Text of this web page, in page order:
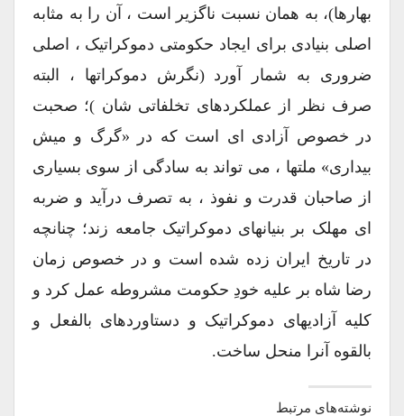
بهارها)، به همان نسبت ناگزیر است ، آن را به مثابه
اصلی بنیادی برای ایجاد حکومتی دموکراتیک ، اصلی
ضروری به شمار آورد (نگرش دموکراتها ، البته
صرف نظر از عملکردهای تخلفاتی شان )؛ صحبت
در خصوص آزادی ای است که در «گرگ و میش
بیداری» ملتها ، می تواند به سادگی از سوی بسیاری
از صاحبان قدرت و نفوذ ، به تصرف درآید و ضربه
ای مهلک بر بنیانهای دموکراتیک جامعه زند؛ چنانچه
در تاریخ ایران زده شده است و در خصوص زمان
رضا شاه بر علیه خودِ حکومت مشروطه عمل کرد و
کلیه آزادیهای دموکراتیک و دستاوردهای بالفعل و
بالقوه آنرا منحل ساخت.
نوشته‌های مرتبط